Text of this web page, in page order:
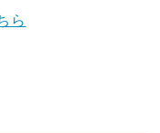
ら